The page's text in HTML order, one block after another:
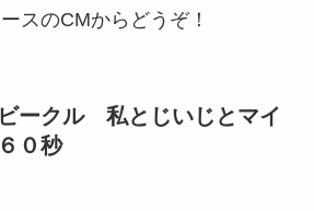
スのCMからどうぞ！
ークル 私とじいじとマイ
０秒